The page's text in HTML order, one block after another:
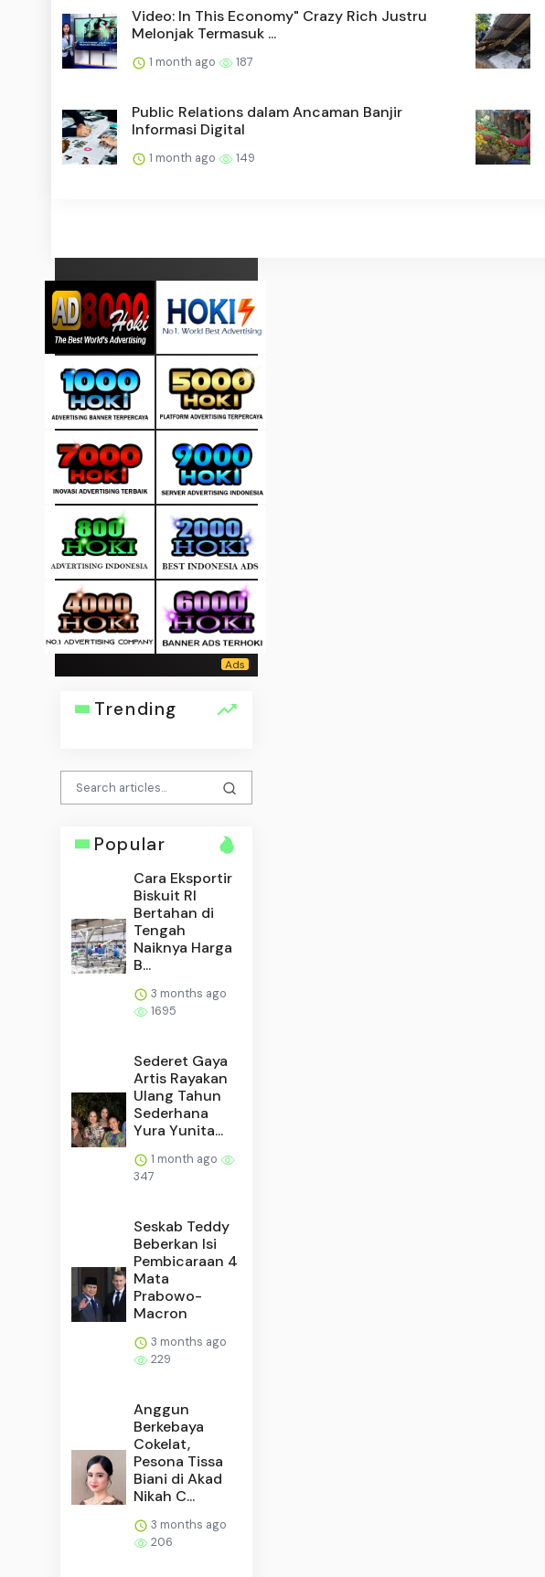
Video: In This Economy" Crazy Rich Justru
Melonjak Termasuk ...
1 month ago 187
Public Relations dalam Ancaman Banjir
Informasi Digital
1 month ago 149
Trending
Popular
Cara Eksportir
Biskuit RI
Bertahan di
Tengah
Naiknya Harga
B...
3 months ago
1695
Sederet Gaya
Artis Rayakan
Ulang Tahun
Sederhana
Yura Yunita...
1 month ago
347
Seskab Teddy
Beberkan Isi
Pembicaraan 4
Mata
Prabowo-
Macron
3 months ago
229
Anggun
Berkebaya
Cokelat,
Pesona Tissa
Biani di Akad
Nikah C...
3 months ago
206